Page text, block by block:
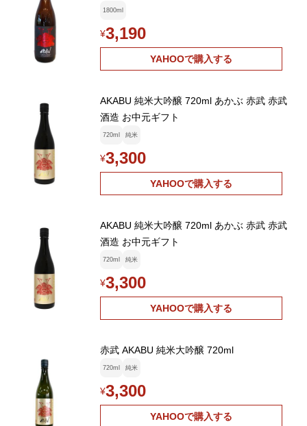
1800ml
¥3,190
YAHOOで購入する
AKABU 純米大吟醸 720ml あかぶ 赤武 赤武
酒造 お中元ギフト
720ml 純米
¥3,300
YAHOOで購入する
AKABU 純米大吟醸 720ml あかぶ 赤武 赤武
酒造 お中元ギフト
720ml 純米
¥3,300
YAHOOで購入する
赤武 AKABU 純米大吟醸 720ml
720ml 純米
¥3,300
YAHOOで購入する